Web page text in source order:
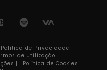
Política de Privacidade |
de Utilizaçâo |
|
Política de Cookies